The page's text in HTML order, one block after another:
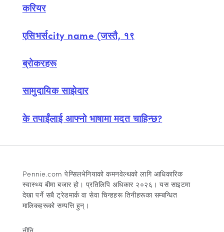
करियर
एसिभर्सcity name (जस्तै, १९
ब्रोकरहरू
सामुदायिक साझेदार
के तपाईंलाई आफ्नो भाषामा मदत चाहिन्छ?
Pennie.com पेन्सिलभेनियाको कमनवेल्थको लागि आधिकारिक
स्वास्थ्य बीमा बजार हो। प्रतिलिपि अधिकार २०२६। यस साइटमा
देखा पर्ने सबै ट्रेडमार्क वा सेवा चिन्हहरू तिनीहरूका सम्बन्धित
मालिकहरूको सम्पत्ति हुन्।